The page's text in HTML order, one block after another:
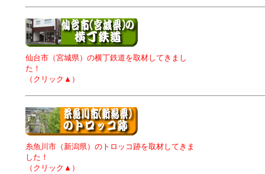
仙台市（宮城県）の横丁鉄道を取材してきまし
た！
（クリック▲）
糸魚川市（新潟県）のトロッコ跡を取材してきま
した！
（クリック▲）